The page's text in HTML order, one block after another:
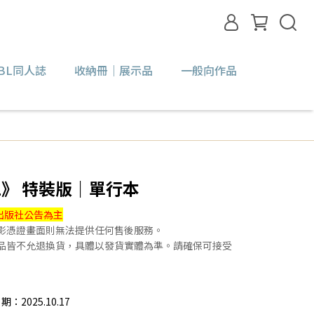
同人誌 收納冊｜展示品 一般向作品
特裝版｜單行本
版社公告為主
證畫面則無法提供任何售後服務。
皆不允退換貨，具體以發貨實體為準。請確保可接受
：2025.10.17